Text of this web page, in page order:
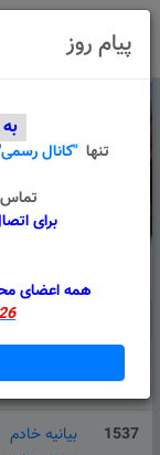
عنوان
1537
بیانیه خادم
پیام روز
تنها "کانال
تماس و
برای
همه اعضای